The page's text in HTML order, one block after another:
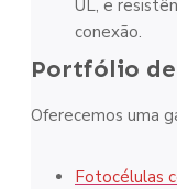
UL, e
conexão.
Portfólio
Oferecemos uma
Fotocélulas